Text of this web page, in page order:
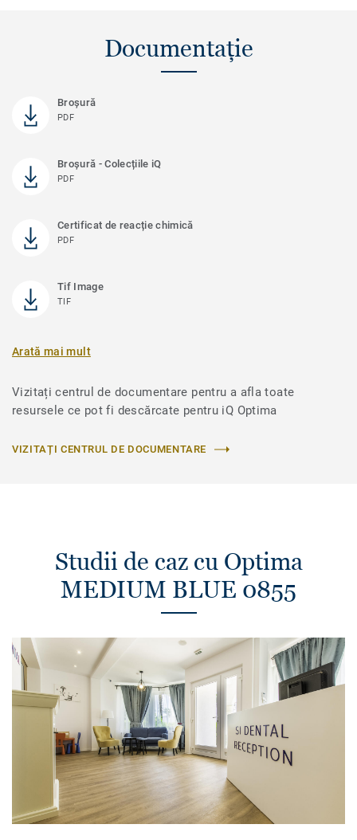
Documentație
Broșură
PDF
Broșură - Colecțiile iQ
PDF
Certificat de reacție chimică
PDF
Tif Image
TIF
Arată mai mult
Vizitați centrul de documentare pentru a afla toate
resursele ce pot fi descărcate pentru iQ Optima
VIZITAȚI CENTRUL DE DOCUMENTARE
Studii de caz cu Optima
MEDIUM BLUE 0855